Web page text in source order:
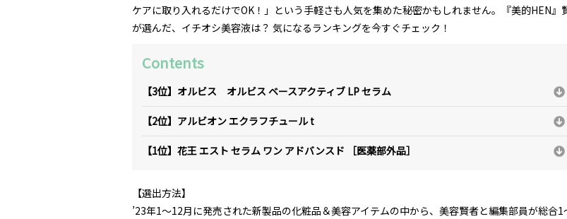
ケアに取り入れるだけでOK！」という手軽さも人気を集めた秘密かもしれません。『美的HEN』
が選んだ、イチオシ美容液は？ 気になるランキングを今すぐチェック！
Contents
【3位】オルビス オルビス ベースアクティブ LP セラム
【2位】アルビオン エクラフチュール t
【1位】花王 エスト セラム ワン アドバンスド ［医薬部外品］
【選出方法】
’23年1～12月に発売された新製品の化粧品＆美容アイテムの中から、美容賢者と編集部員が総合1